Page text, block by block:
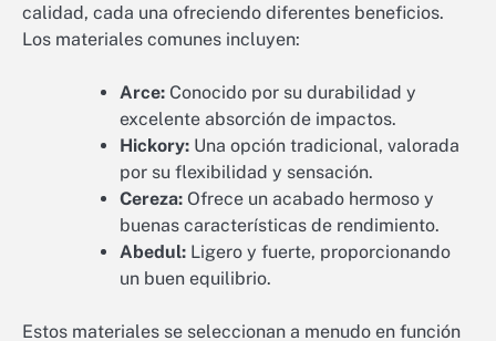
calidad, cada una ofreciendo diferentes beneficios.
Los materiales comunes incluyen:
Arce: Conocido por su durabilidad y
excelente absorción de impactos.
Hickory: Una opción tradicional, valorada
por su flexibilidad y sensación.
Cereza: Ofrece un acabado hermoso y
buenas características de rendimiento.
Abedul: Ligero y fuerte, proporcionando
un buen equilibrio.
Estos materiales se seleccionan a menudo en función